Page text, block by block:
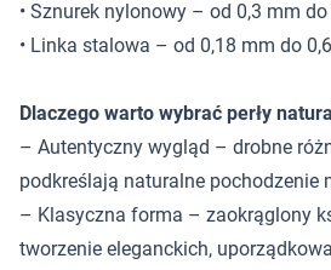
• Sznurek nylonowy – od 0,3 mm
• Linka stalowa – od 0,18 mm do
Dlaczego warto wybrać perły
– Autentyczny wygląd – drobne
podkreślają naturalne pochodzenie
– Klasyczna forma – zaokrąglony
tworzenie eleganckich,